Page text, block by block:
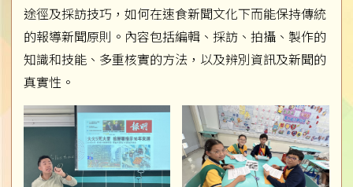
途徑及採訪技巧，如何在速食新聞文化下而能保持傳統
的報導新聞原則。內容包括編輯、採訪、拍攝、製作的
知識和技能、多重核實的方法，以及辨別資訊及新聞的
真實性。